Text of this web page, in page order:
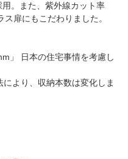
。また、紫外線カット率
扉にもこだわりました。
」 日本の住宅事情を考慮し
より、収納本数は変化しま